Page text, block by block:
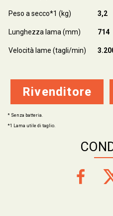
Peso a secco*1 (kg) 3,2
Lunghezza lama (mm) 714
Velocità lame (tagli/min)
Rivenditore
* Senza batteria.
*1 Lama utile di taglio.